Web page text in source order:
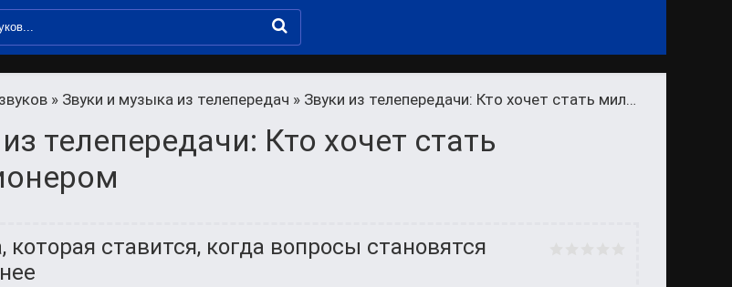
» Звуки и музыка из телепередач » Звуки из телепередачи: Кто хочет стать миллионером
телепередачи: Кто хочет стать
которая ставится, когда вопросы становятся